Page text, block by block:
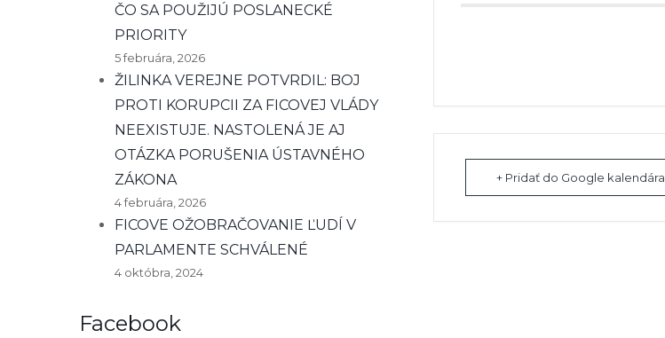
ČO SA POUŽIJÚ POSLANECKÉ
PRIORITY
5 februára, 2026
ŽILINKA VEREJNE POTVRDIL: BOJ
PROTI KORUPCII ZA FICOVEJ VLÁDY
NEEXISTUJE. NASTOLENÁ JE AJ
OTÁZKA PORUŠENIA ÚSTAVNÉHO
ZÁKONA
4 februára, 2026
FICOVE OŽOBRAČOVANIE ĽUDÍ V
PARLAMENTE SCHVÁLENÉ
4 októbra, 2024
Facebook
+ Pridať do Google kalendára